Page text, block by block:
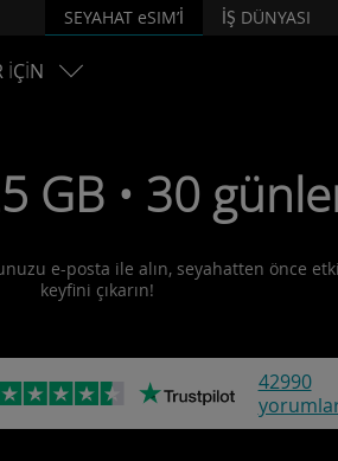
SEYAHAT eSIM’İ İŞ DÜNYASI
İÇİN
GB • 30
e-posta ile alın, seyahatten önce
keyfini çıkarın!
42990